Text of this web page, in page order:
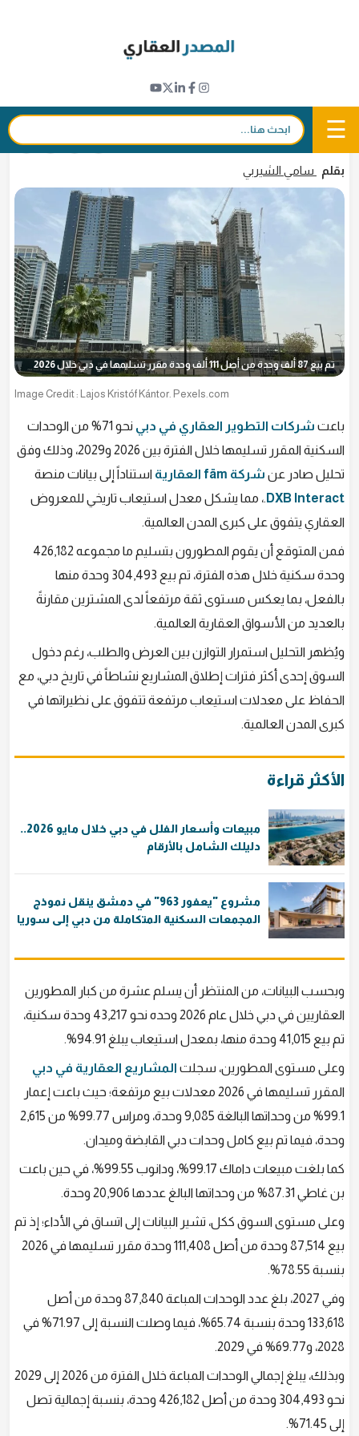
☰ بحث:
بيع 71% من الوحدات السكنية في دبي المقرر
تسليمها بين 2026 و2029
20 أبريل 2026 - 13:12 f
𝕏
in
بقلم سامي الشيربي
تم بيع 87 ألف وحدة من أصل 111 ألف وحدة مقرر تسليمها في دبي خلال 2026
Image Credit : Lajos Kristóf Kántor. Pexels.com
باعت شركات التطوير العقاري في دبي
نحو 71% من الوحدات
السكنية المقرر تسليمها خلال الفترة بين 2026 و2029، وذلك وفق
تحليل صادر عن شركة fäm العقارية
استناداً إلى بيانات منصة
DXB Interact .، مما يشكل معدل استيعاب تاريخي للمعروض
العقاري يتفوق على كبرى المدن العالمية.
فمن المتوقع أن يقوم المطورون بتسليم ما مجموعه 426,182
وحدة سكنية خلال هذه الفترة، تم بيع 304,493 وحدة منها
بالفعل، بما يعكس مستوى ثقة مرتفعاً لدى المشترين مقارنةً
بالعديد من الأسواق العقارية العالمية.
ويُظهر التحليل استمرار التوازن بين العرض والطلب، رغم دخول
السوق إحدى أكثر فترات إطلاق المشاريع نشاطاً في تاريخ دبي، مع
الحفاظ على معدلات استيعاب مرتفعة تتفوق على نظيراتها في
كبرى المدن العالمية.
الأكثر قراءة
مبيعات وأسعار الفلل في دبي خلال مايو 2026..
دليلك الشامل بالأرقام
مشروع "يعفور 963" في دمشق ينقل نموذج
المجمعات السكنية المتكاملة من دبي إلى سوريا
وبحسب البيانات، من المنتظر أن يسلم عشرة من كبار المطورين
العقاريين في دبي خلال عام 2026 وحده نحو 43,217 وحدة سكنية،
تم بيع 41,015 وحدة منها، بمعدل استيعاب يبلغ 94.91%.
وعلى مستوى المطورين، سجلت المشاريع العقارية في دبي
المقرر تسليمها في 2026 معدلات بيع مرتفعة؛ حيث باعت إعمار
99.1% من وحداتها البالغة 9,085 وحدة، ومراس 99.77% من 2,615
وحدة، فيما تم بيع كامل وحدات دبي القابضة وميدان.
كما بلغت مبيعات داماك 99.17%، ودانوب 99.55%، في حين باعت
بن غاطي 87.31% من وحداتها البالغ عددها 20,906 وحدة.
وعلى مستوى السوق ككل، تشير البيانات إلى اتساق في الأداء؛ إذ تم
بيع 87,514 وحدة من أصل 111,408 وحدة مقرر تسليمها في 2026
بنسبة 78.55%.
وفي 2027، بلغ عدد الوحدات المباعة 87,840 وحدة من أصل
133,618 وحدة بنسبة 65.74%، فيما وصلت النسبة إلى 71.97% في
2028، و69.77% في 2029.
وبذلك، يبلغ إجمالي الوحدات المباعة خلال الفترة من 2026 إلى 2029
نحو 304,493 وحدة من أصل 426,182 وحدة، بنسبة إجمالية تصل
إلى 71.45%.